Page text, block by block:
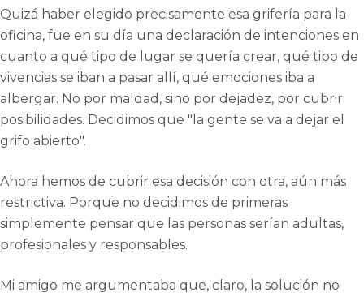
Quizá haber elegido precisamente esa grifería para la
oficina, fue en su día una declaración de intenciones en
cuanto a qué tipo de lugar se quería crear, qué tipo de
vivencias se iban a pasar allí, qué emociones iba a
albergar. No por maldad, sino por dejadez, por cubrir
posibilidades. Decidimos que "la gente se va a dejar el
grifo abierto".
Ahora hemos de cubrir esa decisión con otra, aún más
restrictiva. Porque no decidimos de primeras
simplemente pensar que las personas serían adultas,
profesionales y responsables.
Mi amigo me argumentaba que, claro, la solución no